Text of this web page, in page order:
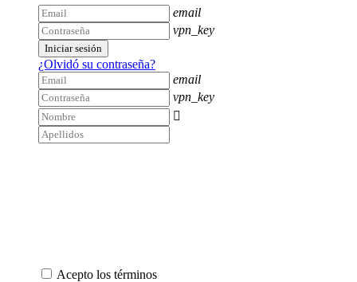
email
vpn_key
Iniciar sesión
¿Olvidó su contraseña?
email
vpn_key

Acepto los términos